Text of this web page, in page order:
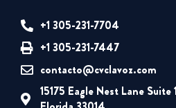
+1 305-231-7704
+1 305-231-7447
contacto@cvclavoz.com
15175 Eagle Nest Lane